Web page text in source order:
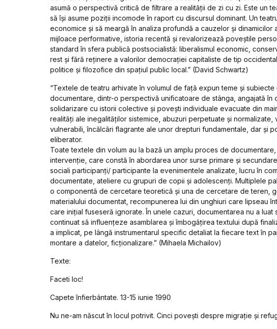
asumă o perspectivă critică de filtrare a realității de zi cu zi. Este un
să își asume poziții incomode în raport cu discursul dominant. Un
economice și să meargă în analiza profundă a cauzelor și
mijloace performative, istoria recentă și revalorizează poveștile
standard în sfera publică postsocialistă: liberalismul economic,
rest și fără reținere a valorilor democrației capitaliste de tip
politice și filozofice din spațiul public local.” (David Schwartz)
“Textele de teatru arhivate în volumul de față expun teme și
documentare, dintr-o perspectivă unificatoare de stânga, angajată în
solidarizare cu istorii colective și povești individuale evacuate din
realități ale inegalităților sistemice, abuzuri perpetuate și
vulnerabili, încălcări flagrante ale unor drepturi fundamentale, dar și
eliberator.
Toate textele din volum au la bază un amplu proces de
intervenție, care constă în abordarea unor surse primare și
sociali participanți/ participante la evenimentele analizate, lucru în
documentate, ateliere cu grupuri de copii și adolescenți. Multiplele
o componentă de cercetare teoretică și una de cercetare de teren,
materialului documentat, recompunerea lui din unghiuri care lipseau
care inițial fuseseră ignorate. În unele cazuri, documentarea nu a luat
continuat să influențeze asamblarea și îmbogățirea textului după
a implicat, pe lângă instrumentarul specific detaliat la fiecare text în
montare a datelor, ficționalizare.” (Mihaela Michailov)
Texte:
Faceti loc!
Capete înfierbântate. 13-15 iunie 1990
Nu ne-am născut în locul potrivit. Cinci povești despre migrație și